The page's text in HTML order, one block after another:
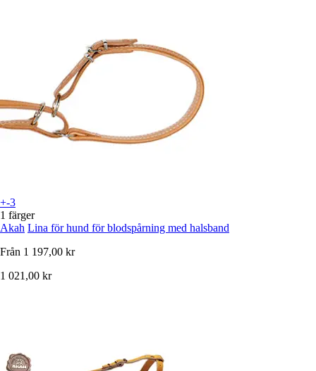
+-3
1 färger
Akah Lina för hund för blodspårning med halsband
Från 1 197,00 kr
1 021,00 kr